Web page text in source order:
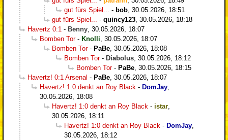
gut fürs Spiel...
- bob 30.05.2026, 18:51
gut fürs Spiel...
- quincy123 30.05.2026, 18:18
Havertz 0:1 - Benny 30.05.2026, 18:07
Bomben Tor- Knolli 30.05.2026, 18:07
Bomben Tor- PaBe 30.05.2026, 18:08
Bomben Tor- Diabolus 30.05.2026, 18:12
Bomben Tor- PaBe 30.05.2026, 18:15
Havertz! 0:1 Arsenal - PaBe 30.05.2026, 18:07
Havertz! 1:0 denkt an Roy Black - DomJay
30.05.2026, 18:08
Havertz! 1:0 denkt an Roy Black - istar
30.05.2026, 18:11
Havertz! 1:0 denkt an Roy Black - DomJay
30.05.2026, 18:12